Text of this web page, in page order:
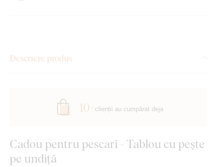
Descriere produs
Cadou pentru pescari - Tablou cu pește
pe undiță
10+ clienții au cumpărat deja